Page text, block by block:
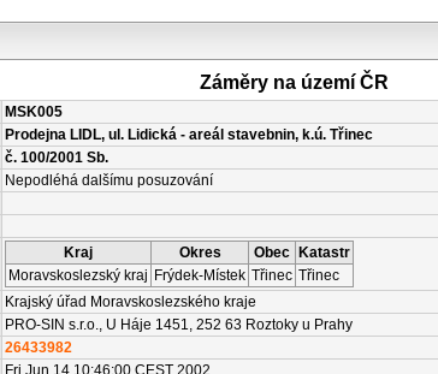
Záměry na území ČR
MSK005
Prodejna LIDL, ul. Lidická - areál stavebnin, k.ú. Třinec
č. 100/2001 Sb.
Nepodléhá dalšímu posuzování
Kraj Okres Obec
Katastr
Moravskoslezský kraj Frýdek-Místek Třinec Třinec
Krajský úřad Moravskoslezského kraje
PRO-SIN s.r.o., U Háje 1451, 252 63 Roztoky u Prahy
26433982
Fri Jun 14 10:46:00 CEST 2002